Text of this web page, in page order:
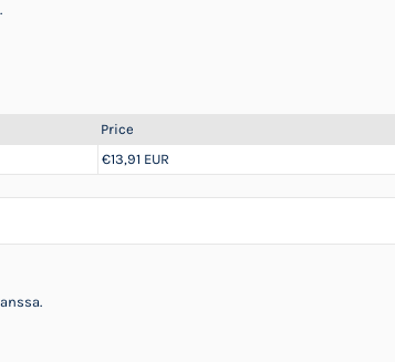
Price
€13,91 EUR